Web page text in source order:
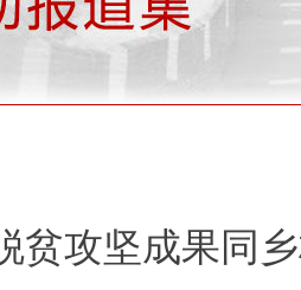
贫攻坚成果同